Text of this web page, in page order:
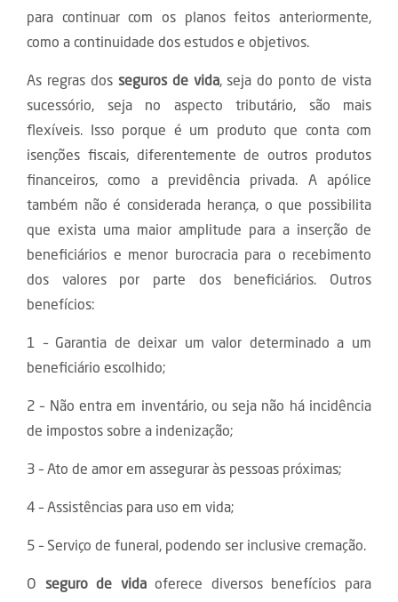
para continuar com os planos feitos anteriormente,
como a continuidade dos estudos e objetivos.
As regras dosseguros de vida, seja do ponto de vista
sucessório, seja no aspecto tributário, são mais
flexíveis. Isso porque é um produto que conta com
isenções fiscais, diferentemente de outros produtos
financeiros, como a previdência privada. A apólice
também não é considerada herança, o que possibilita
que exista uma maior amplitude para a inserção de
beneficiários e menor burocracia para o recebimento
dos valores por parte dos beneficiários. Outros
benefícios:
1 – Garantia de deixar um valor determinado a um
beneficiário escolhido;
2 – Não entra em inventário, ou seja não há incidência
de impostos sobre a indenização;
3 – Ato de amor em assegurar às pessoas próximas;
4 – Assistências para uso em vida;
5 – Serviço de funeral, podendo ser inclusive cremação.
O seguro de vidaoferece diversos benefícios para